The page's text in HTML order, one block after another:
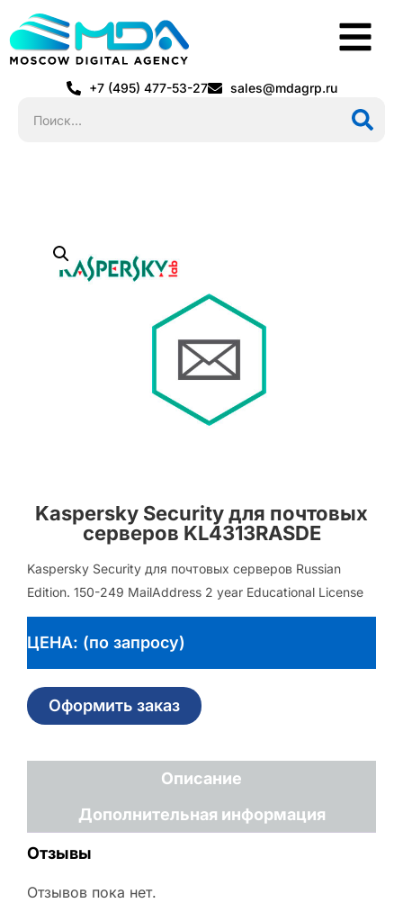
+7 (495) 477-53-27 sales@mdagrp.ru
Kaspersky Security для почтовых
серверов KL4313RASDE
Kaspersky Security для почтовых серверов Russian
Edition. 150-249 MailAddress 2 year Educational License
ЦЕНА: (по запросу)
Оформить заказ
Описание
Дополнительная информация
Отзывы
Отзывов пока нет.